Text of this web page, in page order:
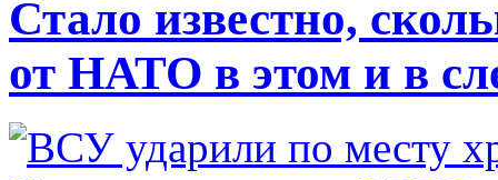
Стало известно,
от НАТО в этом и в